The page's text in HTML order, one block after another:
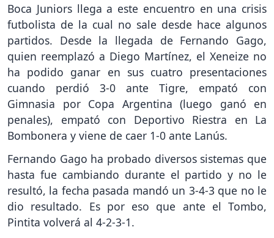
Boca Juniors llega a este encuentro en una crisis
futbolista de la cual no sale desde hace algunos
partidos. Desde la llegada de Fernando Gago,
quien reemplazó a Diego Martínez, el Xeneize no
ha podido ganar en sus cuatro presentaciones
cuando perdió 3-0 ante Tigre, empató con
Gimnasia por Copa Argentina (luego ganó en
penales), empató con Deportivo Riestra en La
Bombonera y viene de caer 1-0 ante Lanús.
Fernando Gago ha probado diversos sistemas que
hasta fue cambiando durante el partido y no le
resultó, la fecha pasada mandó un 3-4-3 que no le
dio resultado. Es por eso que ante el Tombo,
Pintita volverá al 4-2-3-1.